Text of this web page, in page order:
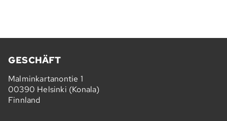
GESCHÄFT
Malminkartanontie 1
00390 Helsinki (Konala)
Finnland